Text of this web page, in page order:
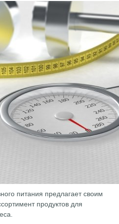
питания предлагает своим
продуктов для